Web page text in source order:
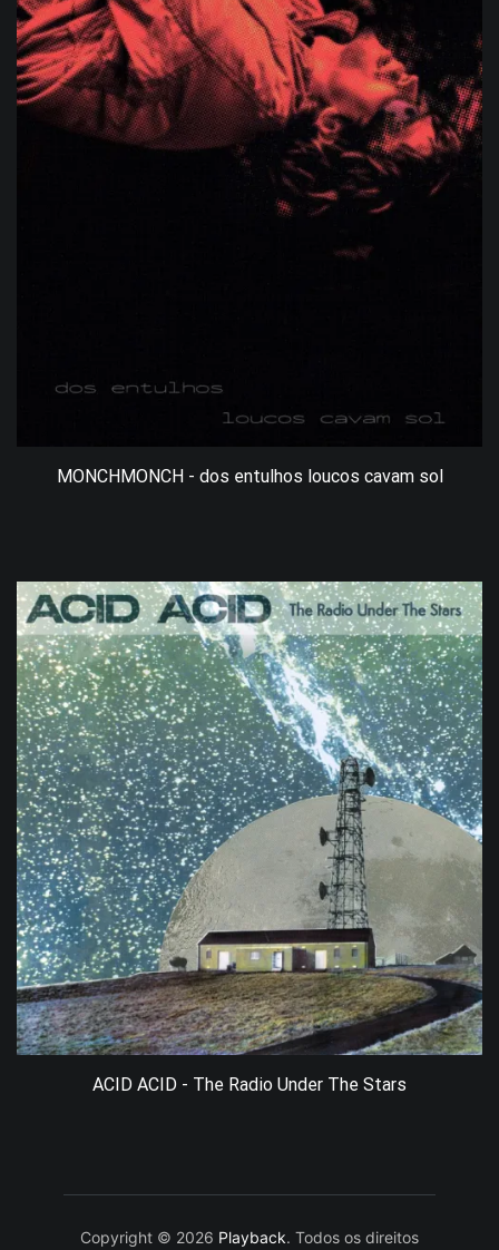
MONCHMONCH - dos entulhos loucos cavam sol
ACID ACID - The Radio Under The Stars
Copyright © 2026 Playback. Todos os direitos